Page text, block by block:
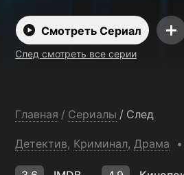
Смотреть Сериал
След смотреть все серии
Главная / Сериалы / След
Детектив, Криминал, Драма